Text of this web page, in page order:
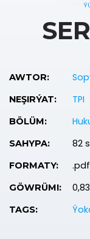
AWTOR:
NEŞIRÝAT: TPI
BÖLÜM:
SAHYPA: 82
FORMATY: .pdf
GÖWRÜMI:
TAGS: